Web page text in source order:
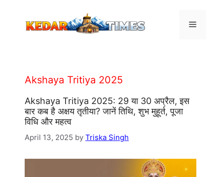
Menu
Akshaya Tritiya 2025
Akshaya Tritiya 2025: 29 या 30 अप्रैल, इस
बार कब है अक्षय तृतीया? जानें तिथि, शुभ मुहूर्त, पूजा
विधि और महत्व
April 13, 2025 by Triska Singh